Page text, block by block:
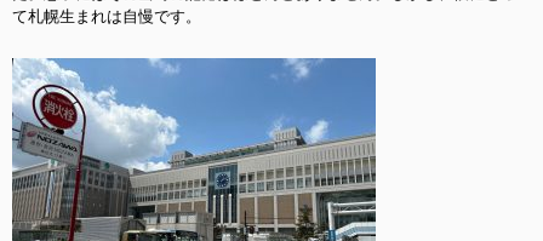
て札幌生まれは自慢です。